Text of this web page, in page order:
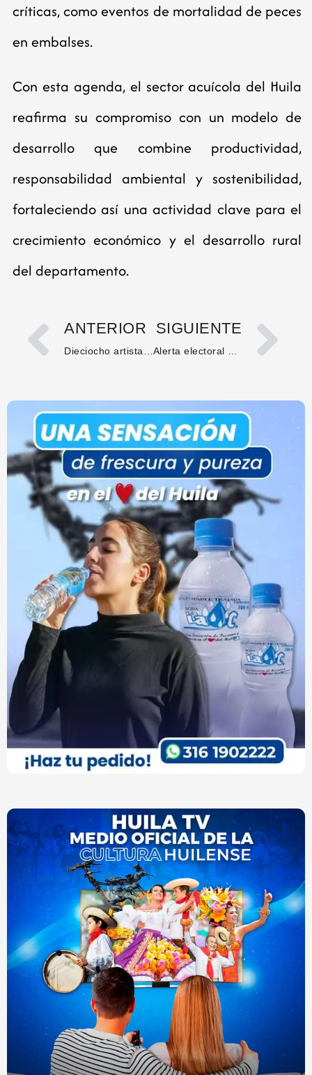
críticas, como eventos de mortalidad de peces
en embalses.
Con esta agenda, el sector acuícola del Huila
reafirma su compromiso con un modelo de
desarrollo que combine productividad,
responsabilidad ambiental y sostenibilidad,
fortaleciendo así una actividad clave para el
crecimiento económico y el desarrollo rural
del departamento.
ANTERIOR
Dieciocho artistas participaron en la convocatoria para el afiche oficial del Festival del Bambuco versión 65
SIGUIENTE
Alerta electoral por posible injerencia armada en las elecciones